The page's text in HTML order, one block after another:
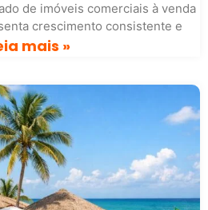
de imóveis comerciais à venda
crescimento consistente e
mais »